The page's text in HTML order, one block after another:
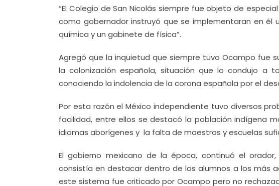
“El Colegio de San Nicolás siempre fue objeto de
como gobernador instruyó que se implementaran en él
química y un gabinete de física”.
Agregó que la inquietud que siempre tuvo Ocampo fue
la colonización española, situación que lo condujo a
conociendo la indolencia de la corona española por el
Por esta razón el México independiente tuvo diversos
facilidad, entre ellos se destacó la población indígena
idiomas aborígenes y la falta de maestros y escuelas
El gobierno mexicano de la época, continuó el
consistía en destacar dentro de los alumnos a los más
este sistema fue criticado por Ocampo pero no